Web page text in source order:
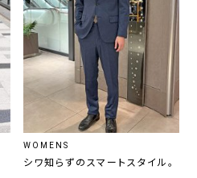
WOMENS
シワ知らずのスマートスタイル。